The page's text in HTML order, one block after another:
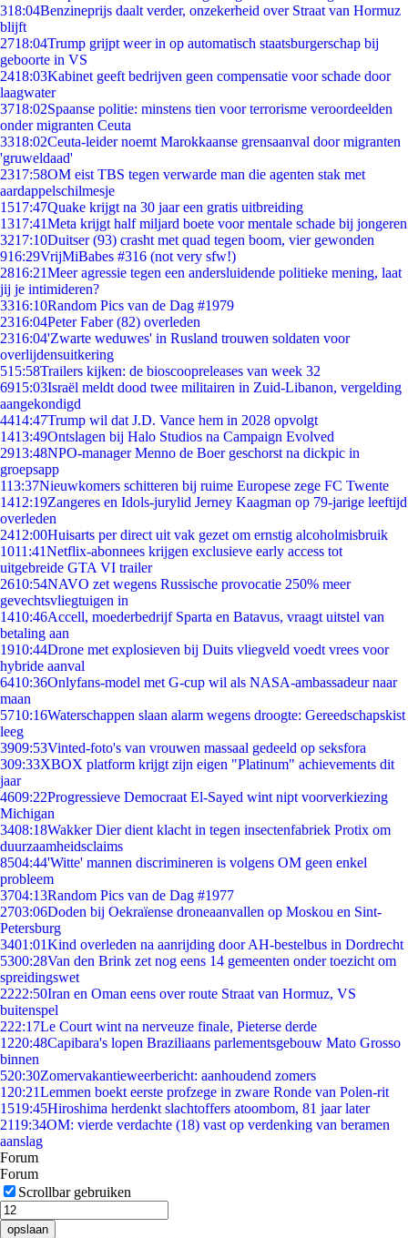
318:04Benzineprijs daalt verder, onzekerheid over Straat van Hormuz
blijft
2718:04Trump grijpt weer in op automatisch staatsburgerschap bij
geboorte in VS
2418:03Kabinet geeft bedrijven geen compensatie voor schade door
laagwater
3718:02Spaanse politie: minstens tien voor terrorisme veroordeelden
onder migranten Ceuta
3318:02Ceuta-leider noemt Marokkaanse grensaanval door migranten
'gruweldaad'
2317:58OM eist TBS tegen verwarde man die agenten stak met
aardappelschilmesje
1517:47Quake krijgt na 30 jaar een gratis uitbreiding
1317:41Meta krijgt half miljard boete voor mentale schade bij jongeren
3217:10Duitser (93) crasht met quad tegen boom, vier gewonden
916:29VrijMiBabes #316 (not very sfw!)
2816:21Meer agressie tegen een andersluidende politieke mening, laat
jij je intimideren?
3316:10Random Pics van de Dag #1979
2316:04Peter Faber (82) overleden
2316:04'Zwarte weduwes' in Rusland trouwen soldaten voor
overlijdensuitkering
515:58Trailers kijken: de bioscoopreleases van week 32
6915:03Israël meldt dood twee militairen in Zuid-Libanon, vergelding
aangekondigd
4414:47Trump wil dat J.D. Vance hem in 2028 opvolgt
1413:49Ontslagen bij Halo Studios na Campaign Evolved
2913:48NPO-manager Menno de Boer geschorst na dickpic in
groepsapp
113:37Nieuwkomers schitteren bij ruime Europese zege FC Twente
1412:19Zangeres en Idols-jurylid Jerney Kaagman op 79-jarige leeftijd
overleden
2412:00Huisarts per direct uit vak gezet om ernstig alcoholmisbruik
1011:41Netflix-abonnees krijgen exclusieve early access tot
uitgebreide GTA VI trailer
2610:54NAVO zet wegens Russische provocatie 250% meer
gevechtsvliegtuigen in
1410:46Accell, moederbedrijf Sparta en Batavus, vraagt uitstel van
betaling aan
1910:44Drone met explosieven bij Duits vliegveld voedt vrees voor
hybride aanval
6410:36Onlyfans-model met G-cup wil als NASA-ambassadeur naar
maan
5710:16Waterschappen slaan alarm wegens droogte: Gereedschapskist
leeg
3909:53Vinted-foto's van vrouwen massaal gedeeld op seksfora
309:33XBOX platform krijgt zijn eigen "Platinum" achievements dit
jaar
4609:22Progressieve Democraat El-Sayed wint nipt voorverkiezing
Michigan
3408:18Wakker Dier dient klacht in tegen insectenfabriek Protix om
duurzaamheidsclaims
8504:44'Witte' mannen discrimineren is volgens OM geen enkel
probleem
3704:13Random Pics van de Dag #1977
2703:06Doden bij Oekraïense droneaanvallen op Moskou en Sint-
Petersburg
3401:01Kind overleden na aanrijding door AH-bestelbus in Dordrecht
5300:28Van den Brink zet nog eens 14 gemeenten onder toezicht om
spreidingswet
2222:50Iran en Oman eens over route Straat van Hormuz, VS
buitenspel
222:17Le Court wint na nerveuze finale, Pieterse derde
1220:48Capibara's lopen Braziliaans parlementsgebouw Mato Grosso
binnen
520:30Zomervakantieweerbericht: aanhoudend zomers
1 20:21Lemmen boekt eerste profzege in zware Ronde van Polen-rit
1519:45Hiroshima herdenkt slachtoffers atoombom, 81 jaar later
2119:34OM: vierde verdachte (18) vast op verdenking van beramen
aanslag
Forum
Forum
Scrollbar gebruiken
opslaan